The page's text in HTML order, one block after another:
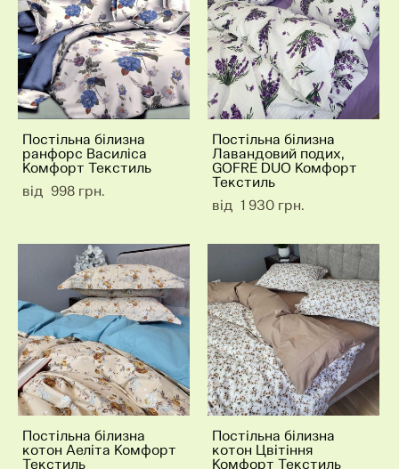
Постільна білизна
ранфорс Василіса
Комфорт Текстиль
від 998 грн.
Постільна білизна
Лавандовий подих,
GOFRE DUO Комфорт
Текстиль
від 1 930 грн.
Постільна білизна
котон Аеліта Комфорт
Текстиль
Постільна білизна
котон Цвітіння
Комфорт Текстиль